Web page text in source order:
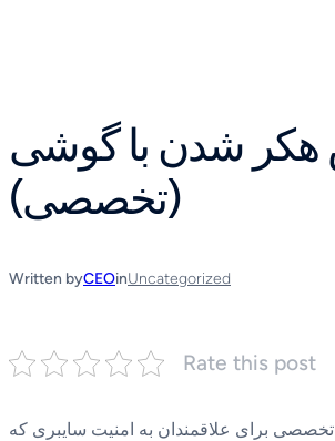
شدن با گوشی
(تخصصی)
Written byCEOinUncategorized
Rate this post
برای علاقمندان به امنیت سایبری که